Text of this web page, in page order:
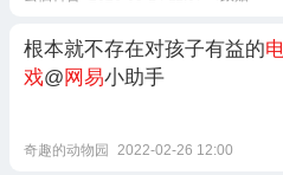
根本就不存在对孩子有益的
戏@网易小助手
奇趣的动物园 2022-02-26 12:00